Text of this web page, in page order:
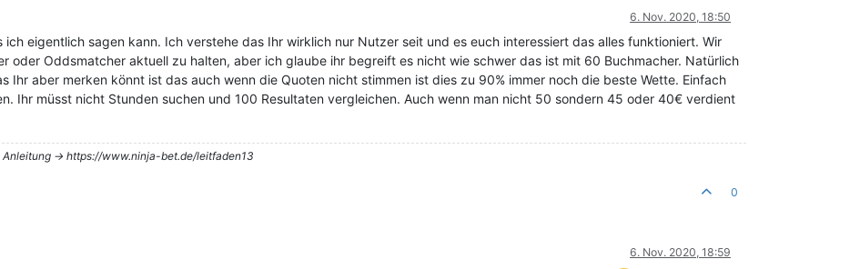
6. Nov. 2020, 18:50
eigentlich sagen kann. Ich verstehe das Ihr wirklich nur Nutzer seit und es euch interessiert das alles funktioniert. Wir
oder Oddsmatcher aktuell zu halten, aber ich glaube ihr begreift es nicht wie schwer das ist mit 60 Buchmacher. Natürlich
Ihr aber merken könnt ist das auch wenn die Quoten nicht stimmen ist dies zu 90% immer noch die beste Wette. Einfach
Ihr müsst nicht Stunden suchen und 100 Resultaten vergleichen. Auch wenn man nicht 50 sondern 45 oder 40€ verdient
-> https://www.ninja-bet.de/leitfaden13
0
6. Nov. 2020, 18:59